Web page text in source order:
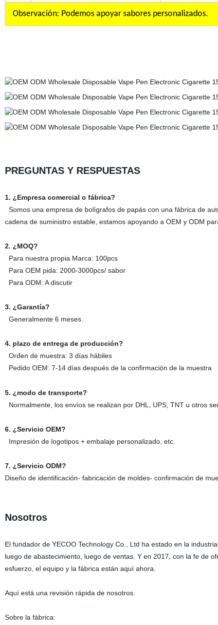
Observación: Podemos apoyar sabores personalizados.
PREGUNTAS Y RESPUESTAS
1. ¿Empresa comercial o fábrica?
Somos una empresa de bolígrafos de papás con una fábrica de
cadena de suministro estable, estamos apoyando a OEM y ODM
2. ¿MOQ?
Para nuestra propia Marca: 100pcs
Para OEM pida: 2000-3000pcs/ sabor
Para ODM: A discutir
3. ¿Garantía?
Generalmente 6 meses.
4. plazo de entrega de producción?
Orden de muestra: 3 días hábiles
Pedido OEM: 7-14 días después de la confirmación de la muestra
5. ¿modo de transporte?
Normalmente, los envíos se realizan por DHL, UPS, TNT u otros
6. ¿Servicio OEM?
Impresión de logotipos + embalaje personalizado, etc.
7. ¿Servicio ODM?
Diseño de identificación- fabricación de moldes- confirmación de
Nosotros
El fundador de YECOO Technology Co., Ltd ha estado en la
luego de abastecimiento, luego de ventas. Y en 2017, con la fe de
esfuerzo, el equipo y la fábrica están aquí ahora.
Aquí está una revisión rápida de nosotros.
Sobre la fábrica: